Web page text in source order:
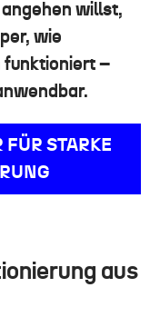
willst,
wie
funktioniert –
FÜR STARKE
aus